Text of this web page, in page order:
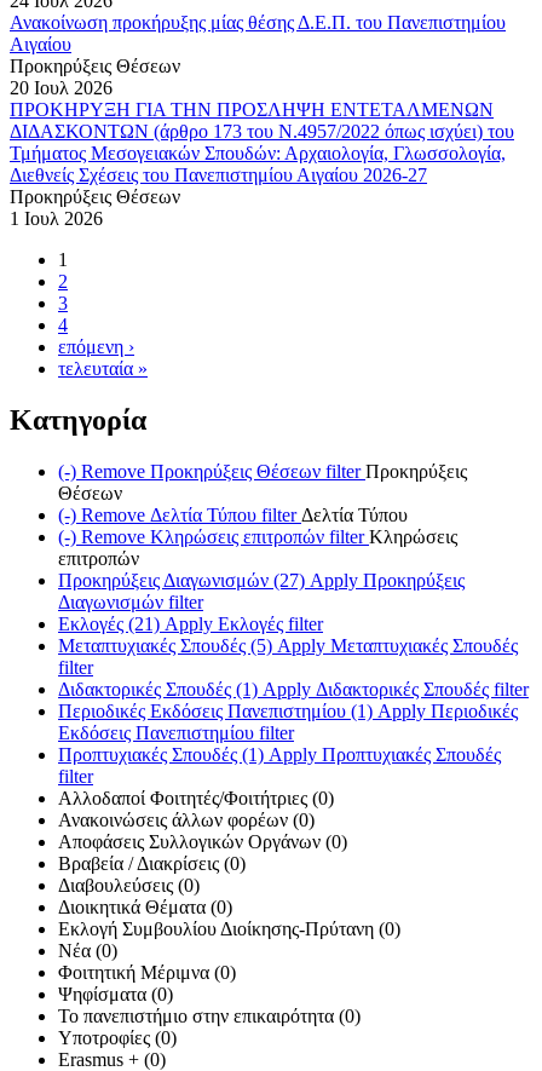
Ανακοίνωση προκήρυξης μίας θέσης Δ.Ε.Π. του Πανεπιστημίου
Αιγαίου
Προκηρύξεις Θέσεων
20 Ιουλ 2026
ΠΡΟΚΗΡΥΞΗ ΓΙΑ ΤΗΝ ΠΡΟΣΛΗΨΗ ΕΝΤΕΤΑΛΜΕΝΩΝ
ΔΙΔΑΣΚΟΝΤΩΝ (άρθρο 173 του Ν.4957/2022 όπως ισχύει) του
Τμήματος Μεσογειακών Σπουδών: Αρχαιολογία, Γλωσσολογία,
Διεθνείς Σχέσεις του Πανεπιστημίου Αιγαίου 2026-27
Προκηρύξεις Θέσεων
1 Ιουλ 2026
1
2
3
4
επόμενη ›
τελευταία »
Κατηγορία
(-) Remove Προκηρύξεις Θέσεων filterΠροκηρύξεις
Θέσεων
(-) Remove Δελτία Τύπου filter Δελτία Τύπου
(-) Remove Κληρώσεις επιτροπών filterΚληρώσεις
επιτροπών
Προκηρύξεις Διαγωνισμών (27) Apply Προκηρύξεις
Διαγωνισμών filter
Εκλογές (21) Apply Εκλογές filter
Μεταπτυχιακές Σπουδές (5) Apply Μεταπτυχιακές Σπουδές
filter
Διδακτορικές Σπουδές (1) Apply Διδακτορικές Σπουδές filter
Περιοδικές Εκδόσεις Πανεπιστημίου (1) Apply Περιοδικές
Εκδόσεις Πανεπιστημίου filter
Προπτυχιακές Σπουδές (1) Apply Προπτυχιακές Σπουδές
filter
Αλλοδαποί Φοιτητές/Φοιτήτριες (0)
Ανακοινώσεις άλλων φορέων (0)
Αποφάσεις Συλλογικών Οργάνων (0)
Βραβεία / Διακρίσεις (0)
Διαβουλεύσεις (0)
Διοικητικά Θέματα (0)
Εκλογή Συμβουλίου Διοίκησης-Πρύτανη (0)
Νέα (0)
Φοιτητική Μέριμνα (0)
Ψηφίσματα (0)
Το πανεπιστήμιο στην επικαιρότητα (0)
Υποτροφίες (0)
Erasmus + (0)